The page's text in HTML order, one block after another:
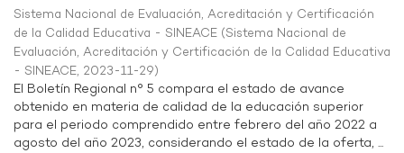
Sistema Nacional de Evaluación, Acreditación y Certificación
de la Calidad Educativa - SINEACE (Sistema Nacional de
Evaluación, Acreditación y Certificación de la Calidad Educativa
- SINEACE, 2023-11-29)
El Boletín Regional n° 5 compara el estado de avance
obtenido en materia de calidad de la educación superior
para el periodo comprendido entre febrero del año 2022 a
agosto del año 2023, considerando el estado de la oferta, ...